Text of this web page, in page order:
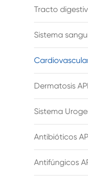
Tracto
Sistema
Dermatosis API
Sistema
Antibióticos
Antifúngicos